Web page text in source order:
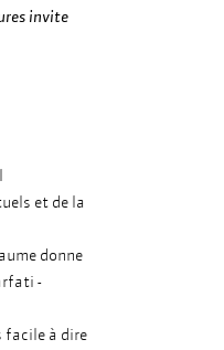
invite
et de la
donne
-
facile à dire